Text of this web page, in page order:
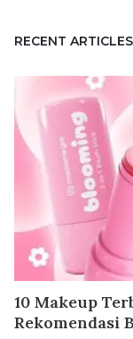
RECENT ARTICLES
10 Makeup
Rekomendasi